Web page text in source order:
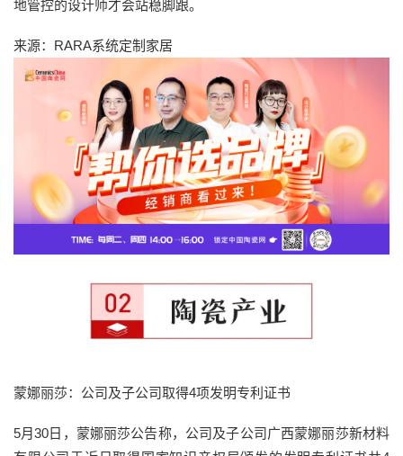
地管控的设计师才会站稳脚跟。
来源：RARA系统定制家居
蒙娜丽莎：公司及子公司取得4项发明专利证书
5月30日，蒙娜丽莎公告称，公司及子公司广西蒙娜丽莎新材料